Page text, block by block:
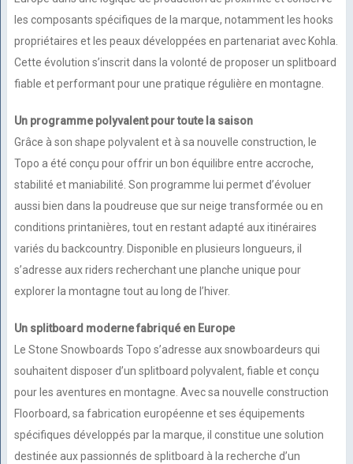
les composants spécifiques de la marque, notamment les hooks
propriétaires et les peaux développées en partenariat avec Kohla.
Cette évolution s’inscrit dans la volonté de proposer un splitboard
fiable et performant pour une pratique régulière en montagne.
Un programme polyvalent pour toute la saison
Grâce à son shape polyvalent et à sa nouvelle construction, le
Topo a été conçu pour offrir un bon équilibre entre accroche,
stabilité et maniabilité. Son programme lui permet d’évoluer
aussi bien dans la poudreuse que sur neige transformée ou en
conditions printanières, tout en restant adapté aux itinéraires
variés du backcountry. Disponible en plusieurs longueurs, il
s’adresse aux riders recherchant une planche unique pour
explorer la montagne tout au long de l’hiver.
Un splitboard moderne fabriqué en Europe
Le Stone Snowboards Topo s’adresse aux snowboardeurs qui
souhaitent disposer d’un splitboard polyvalent, fiable et conçu
pour les aventures en montagne. Avec sa nouvelle construction
Floorboard, sa fabrication européenne et ses équipements
spécifiques développés par la marque, il constitue une solution
destinée aux passionnés de splitboard à la recherche d’un